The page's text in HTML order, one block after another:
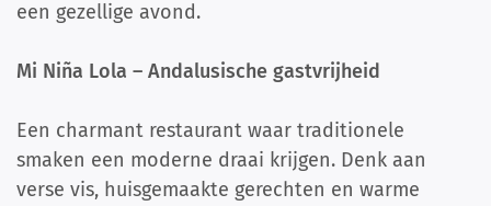
een gezellige avond.
Mi Niña Lola – Andalusische gastvrijheid
Een charmant restaurant waar traditionele
smaken een moderne draai krijgen. Denk aan
verse vis, huisgemaakte gerechten en warme